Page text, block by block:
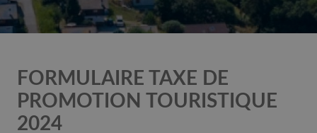
FORMULAIRE TAXE DE
PROMOTION TOURISTIQUE
2024